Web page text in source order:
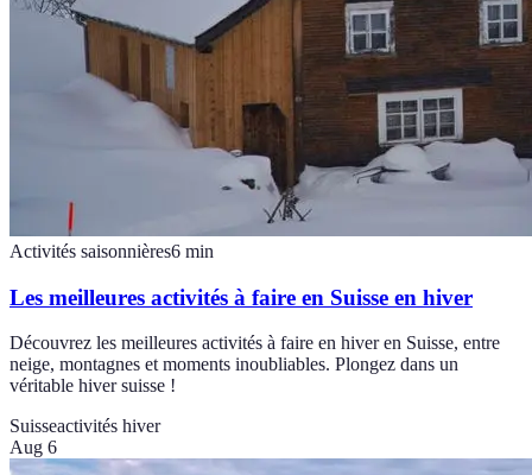
Activités saisonnières6 min
Les meilleures activités à faire en Suisse en hiver
Découvrez les meilleures activités à faire en hiver en Suisse, entre
neige, montagnes et moments inoubliables. Plongez dans un
véritable hiver suisse !
Suisseactivités hiver
Aug 6